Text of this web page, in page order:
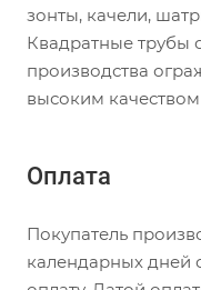
зонты, качели,
Квадратные трубы
производства
высоким
Оплата
Покупатель
календарных дней